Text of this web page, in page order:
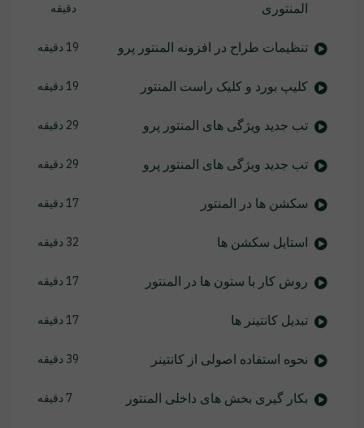
المنتوری
دقیقه
تنظیمات طراح در افزونه المنتور پرو 19 دقیقه
کلیپ بورد و کلیک راست المنتور 19 دقیقه
تب جدید ویژگی های المنتور پرو 29 دقیقه
تب جدید ویژگی های المنتور پرو 29 دقیقه
سکشن ها در المنتور 17 دقیقه
استایل سکشن ها 32 دقیقه
روش کار با ستون ها در المنتور 17 دقیقه
تبدیل کانتینر ها 17 دقیقه
نحوه استفاده اصولی از کانتینر 39 دقیقه
بکار گیری بخش های داخلی المنتور 7 دقیقه